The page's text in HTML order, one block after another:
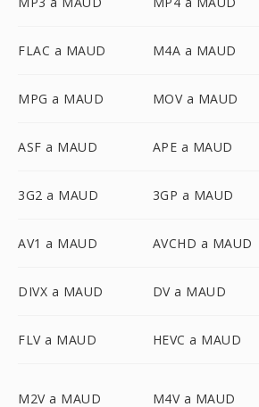
FLAC a MAUD M4A a MAUD
MPG a MAUD MOV a MAUD
ASF a MAUD APE a MAUD
3G2 a MAUD 3GP a MAUD
AV1 a MAUD AVCHD a MAUD
DIVX a MAUD DV a MAUD
FLV a MAUD HEVC a MAUD
M2V a MAUD M4V a MAUD